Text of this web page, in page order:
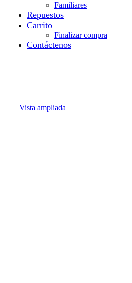
Familiares
Repuestos
Carrito
Finalizar compra
Contáctenos
Vista ampliada